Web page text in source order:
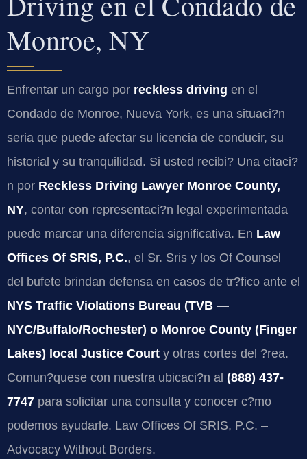
Monroe, NY
Enfrentar un cargo por reckless driving en el
Condado de Monroe, Nueva York, es una situaci?n
seria que puede afectar su licencia de conducir, su
historial y su tranquilidad. Si usted recibi? Una citaci?
n por Reckless Driving Lawyer Monroe County,
NY, contar con representaci?n legal experimentada
puede marcar una diferencia significativa. En Law
Offices Of SRIS, P.C., el Sr. Sris y los Of Counsel
del bufete brindan defensa en casos de tr?fico ante el
NYS Traffic Violations Bureau (TVB —
NYC/Buffalo/Rochester) o Monroe County (Finger
Lakes) local Justice Court y otras cortes del ?rea.
Comun?quese con nuestra ubicaci?n al (888) 437-
7747 para solicitar una consulta y conocer c?mo
podemos ayudarle. Law Offices Of SRIS, P.C. –
Advocacy Without Borders.